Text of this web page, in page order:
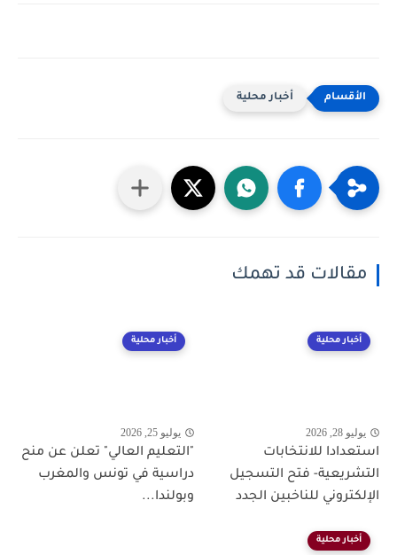
أخبار محلية
مقالات قد تهمك
أخبار محلية
يوليو 28, 2026
استعدادا للانتخابات
التشريعية- فتح التسجيل
الإلكتروني للناخبين الجدد
أخبار محلية
يوليو 25, 2026
"التعليم العالي" تعلن عن منح
دراسية في تونس والمغرب
وبولندا...
أخبار محلية